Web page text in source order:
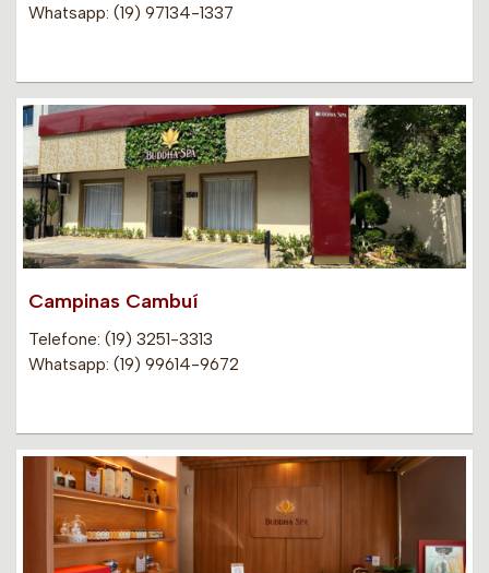
Whatsapp: (19) 97134-1337
Campinas Cambuí
Telefone: (19) 3251-3313
Whatsapp: (19) 99614-9672